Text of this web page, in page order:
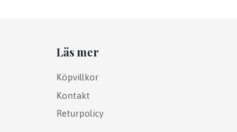
Läs mer
Köpvillkor
Kontakt
Returpolicy